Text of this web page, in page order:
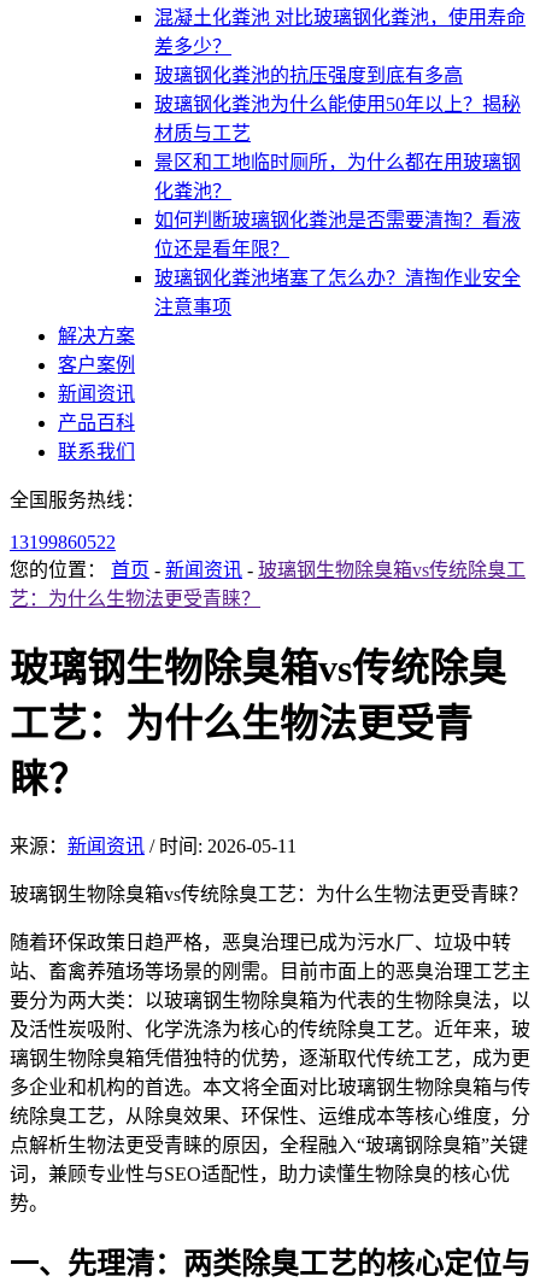
混凝土化粪池 对比玻璃钢化粪池，使用寿命
差多少？
玻璃钢化粪池的抗压强度到底有多高
玻璃钢化粪池为什么能使用50年以上？揭秘
材质与工艺
景区和工地临时厕所，为什么都在用玻璃钢
化粪池？
如何判断玻璃钢化粪池是否需要清掏？看液
位还是看年限？
玻璃钢化粪池堵塞了怎么办？清掏作业安全
注意事项
解决方案
客户案例
新闻资讯
产品百科
联系我们
全国服务热线：
13199860522
您的位置： 首页 - 新闻资讯 - 玻璃钢生物除臭箱vs传统除臭工
艺：为什么生物法更受青睐？
玻璃钢生物除臭箱vs传统除臭
工艺：为什么生物法更受青
睐？
来源： 新闻资讯 / 时间: 2026-05-11
玻璃钢生物除臭箱vs传统除臭工艺：为什么生物法更受青睐？
随着环保政策日趋严格，恶臭治理已成为污水厂、垃圾中转
站、畜禽养殖场等场景的刚需。目前市面上的恶臭治理工艺主
要分为两大类：以玻璃钢生物除臭箱为代表的生物除臭法，以
及活性炭吸附、化学洗涤为核心的传统除臭工艺。近年来，玻
璃钢生物除臭箱凭借独特的优势，逐渐取代传统工艺，成为更
多企业和机构的首选。本文将全面对比玻璃钢生物除臭箱与传
统除臭工艺，从除臭效果、环保性、运维成本等核心维度，分
点解析生物法更受青睐的原因，全程融入“玻璃钢除臭箱”关键
词，兼顾专业性与SEO适配性，助力读懂生物除臭的核心优
势。
一、先理清：两类除臭工艺的核心定位与